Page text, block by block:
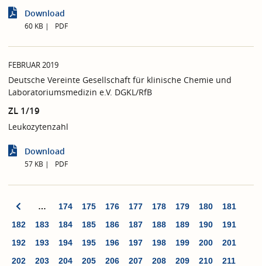
Download
60 KB PDF
FEBRUAR 2019
Deutsche Vereinte Gesellschaft für klinische Chemie und
Laboratoriumsmedizin e.V. DGKL/RfB
ZL 1/19
Leukozytenzahl
Download
57 KB PDF
… 174 175 176 177 178 179 180
181
182
183 184 185 186 187 188 189 190
191
192
193 194 195 196 197 198 199 200
201
202
203 204 205 206 207 208 209 210
211